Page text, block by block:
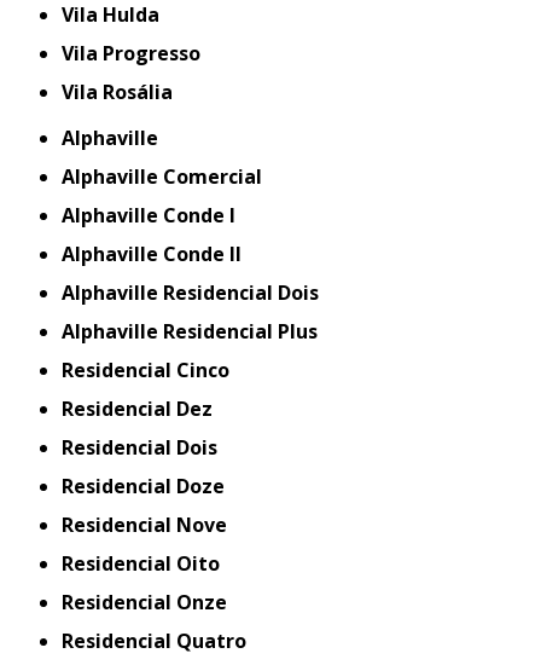
Vila Hulda
Vila Progresso
Vila Rosália
Alphaville
Alphaville Comercial
Alphaville Conde I
Alphaville Conde II
Alphaville Residencial Dois
Alphaville Residencial Plus
Residencial Cinco
Residencial Dez
Residencial Dois
Residencial Doze
Residencial Nove
Residencial Oito
Residencial Onze
Residencial Quatro